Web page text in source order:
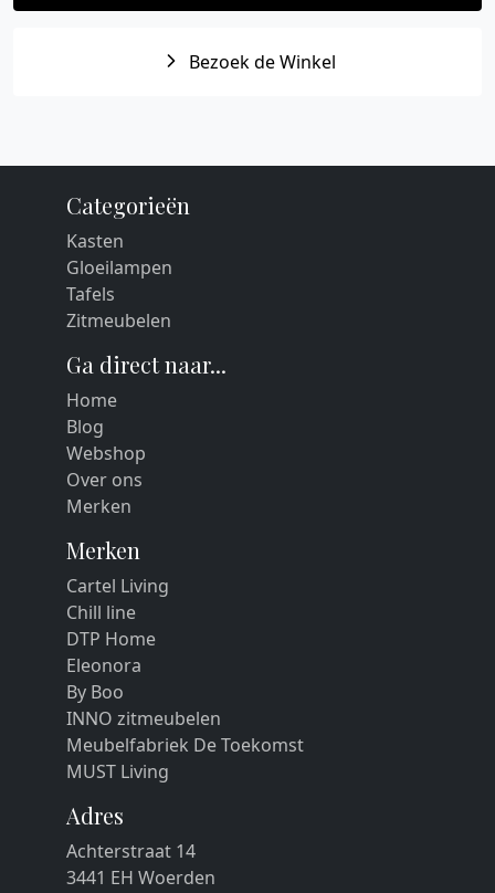
Bezoek de Winkel
Categorieën
Kasten
Gloeilampen
Tafels
Zitmeubelen
Ga direct naar...
Home
Blog
Webshop
Over ons
Merken
Merken
Cartel Living
Chill line
DTP Home
Eleonora
By Boo
INNO zitmeubelen
Meubelfabriek De Toekomst
MUST Living
Adres
Achterstraat 14
3441 EH Woerden